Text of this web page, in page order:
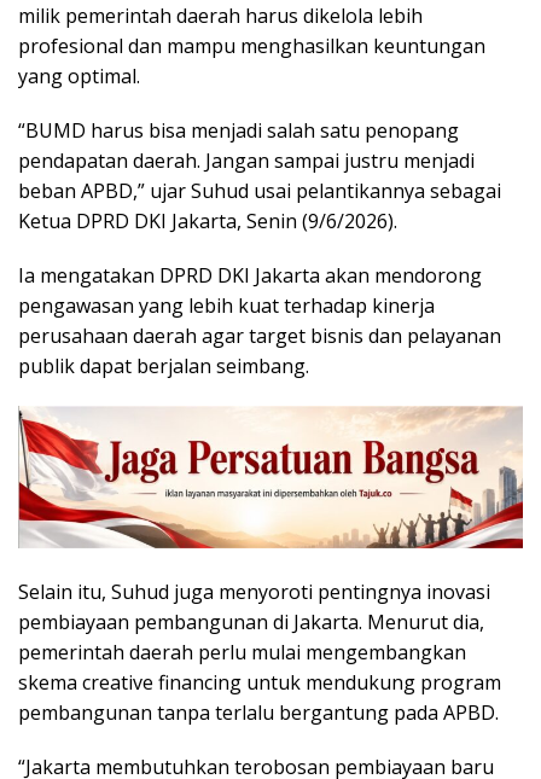
milik pemerintah daerah harus dikelola lebih
profesional dan mampu menghasilkan keuntungan
yang optimal.
“BUMD harus bisa menjadi salah satu penopang
pendapatan daerah. Jangan sampai justru menjadi
beban APBD,” ujar Suhud usai pelantikannya sebagai
Ketua DPRD DKI Jakarta, Senin (9/6/2026).
Ia mengatakan DPRD DKI Jakarta akan mendorong
pengawasan yang lebih kuat terhadap kinerja
perusahaan daerah agar target bisnis dan pelayanan
publik dapat berjalan seimbang.
Selain itu, Suhud juga menyoroti pentingnya inovasi
pembiayaan pembangunan di Jakarta. Menurut dia,
pemerintah daerah perlu mulai mengembangkan
skema creative financing untuk mendukung program
pembangunan tanpa terlalu bergantung pada APBD.
“Jakarta membutuhkan terobosan pembiayaan baru